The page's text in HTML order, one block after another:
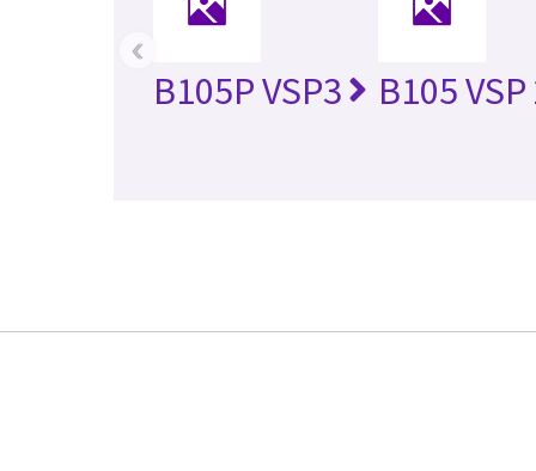
B105P VSP3 B105 VSP
‹